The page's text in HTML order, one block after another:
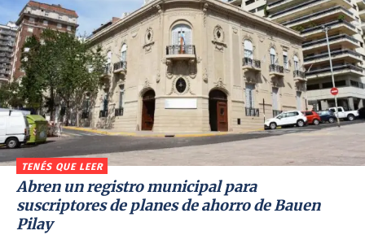
TENÉS QUE LEER
Abren un registro municipal para
suscriptores de planes de ahorro de Bauen
Pilay